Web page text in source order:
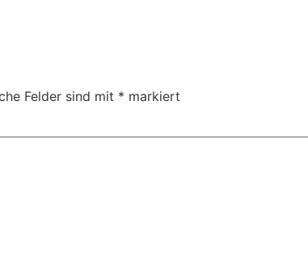
Felder sind mit * markiert